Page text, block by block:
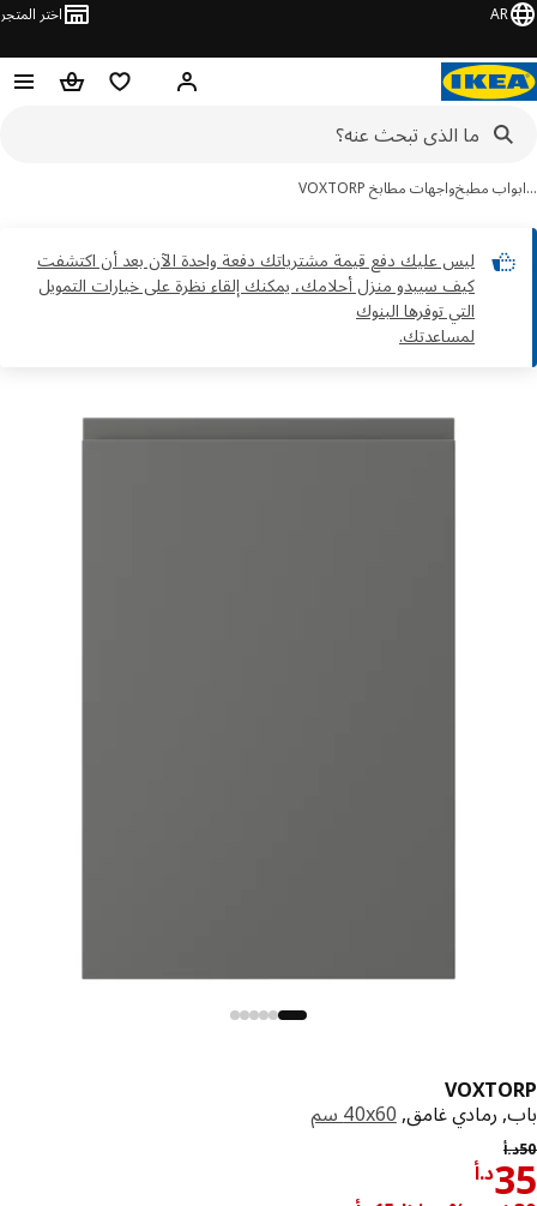
AR اختر المتجر
مرحباً! تسجيل الدخول
قائمه التسوقحقيبة تسوق
مطبخواجهات مطابخ VOXTORP
ليس عليك دفع قيمة مشترياتك دفعة واحدة الآن بعد أن اكتشفت
كيف سيبدو منزل أحلامك، يمكنك إلقاء نظرة على خيارات التمويل
التي توفرها البنوك
لمساعدتك.
رمادي غامق,‎40x60 سم‏
السعر السابق د.أ 50
د.أد.أ 35